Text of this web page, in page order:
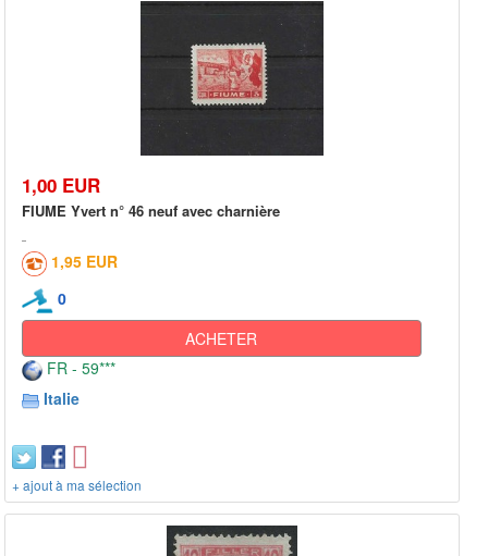
1,00 EUR
FIUME Yvert n° 46 neuf avec charnière
1,95 EUR
0
ACHETER
FR - 59***
Italie
+ ajout à ma sélection